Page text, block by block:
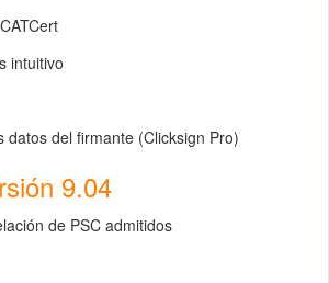
intuitivo
datos del firmante (Clicksign Pro)
9.04
de PSC admitidos